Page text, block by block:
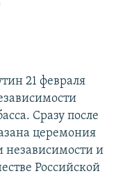
21 февраля
Сразу после
церемония
независимости и
Российской